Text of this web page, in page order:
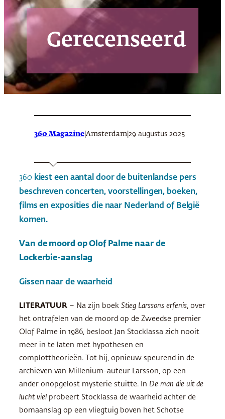
Gerecenseerd
360 Magazine Amsterdam 29 augustus 2025
360 kiest een aantal door de buitenlandse pers
beschreven concerten, voorstellingen, boeken,
films en exposities die naar Nederland of België
komen.
Van de moord op Olof Palme naar de
Lockerbie-aanslag
Gissen naar de waarheid
LITERATUUR – Na zijn boek Stieg Larssons erfenis , over
het ontrafelen van de moord op de Zweedse premier
Olof Palme in 1986, besloot Jan Stocklassa zich nooit
meer in te laten met hypothesen en
complottheorieën. Tot hij, opnieuw speurend in de
archieven van Millenium-auteur Larsson, op een
ander onopgelost mysterie stuitte. In De man die uit de
lucht viel probeert Stocklassa de waarheid achter de
bomaanslag op een vliegtuig boven het Schotse